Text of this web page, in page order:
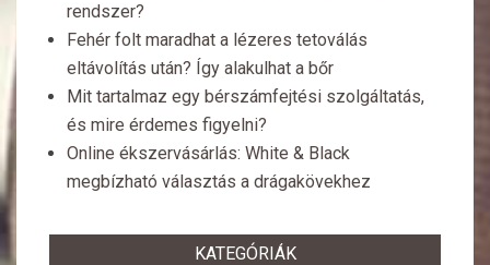
rendszer?
Fehér folt maradhat a lézeres tetoválás
eltávolítás után? Így alakulhat a bőr
Mit tartalmaz egy bérszámfejtési szolgáltatás,
és mire érdemes figyelni?
Online ékszervásárlás: White & Black
megbízható választás a drágakövekhez
KATEGÓRIÁK